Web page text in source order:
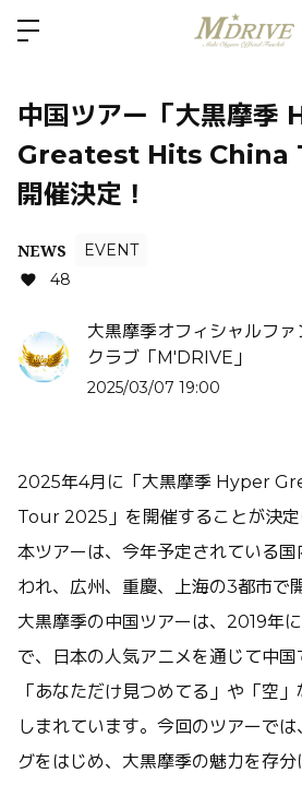
中国ツアー「大黒摩季
Greatest Hits China
開催決定！
NEWS
EVENT
48
大黒摩季オフィシャルファ
クラブ「M'DRIVE」
2025/03/07 19:00
2025年4月に「大黒摩季 Hyper
Tour 2025」を開催することが決定
本ツアーは、今年予定されている
われ、広州、重慶、上海の3都市で
大黒摩季の中国ツアーは、2019年
で、日本の人気アニメを通じて中
「あなただけ見つめてる」や「空
しまれています。今回のツアーで
グをはじめ、大黒摩季の魅力を存